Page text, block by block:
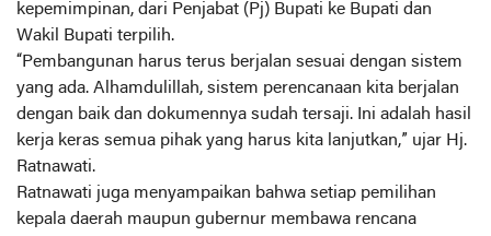
kepemimpinan, dari Penjabat (Pj) Bupati ke Bupati dan
Wakil Bupati terpilih.
“Pembangunan harus terus berjalan sesuai dengan sistem
yang ada. Alhamdulillah, sistem perencanaan kita berjalan
dengan baik dan dokumennya sudah tersaji. Ini adalah hasil
kerja keras semua pihak yang harus kita lanjutkan,” ujar Hj.
Ratnawati.
Ratnawati juga menyampaikan bahwa setiap pemilihan
kepala daerah maupun gubernur membawa rencana